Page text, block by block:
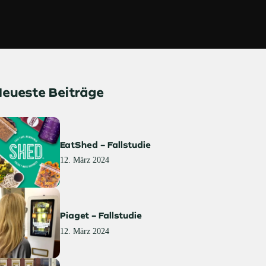
Beiträge
EatShed – Fallstudie
12. März 2024
Piaget – Fallstudie
12. März 2024